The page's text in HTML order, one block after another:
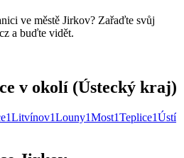
ve městě Jirkov? Zařaďte svůj
a buďte vidět.
v okolí (Ústecký kraj)
1Litvínov1Louny1Most1Teplice1Ústí